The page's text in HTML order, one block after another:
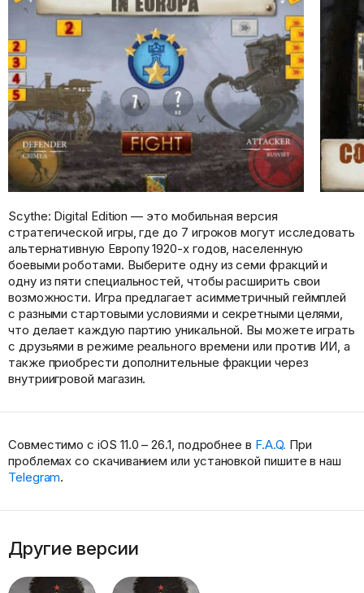
Scythe: Digital Edition — это мобильная версия
стратегической игры, где до 7 игроков могут исследовать
альтернативную Европу 1920-х годов, населенную
боевыми роботами. Выберите одну из семи фракций и
одну из пяти специальностей, чтобы расширить свои
возможности. Игра предлагает асимметричный геймплей
с разными стартовыми условиями и секретными целями,
что делает каждую партию уникальной. Вы можете играть
с друзьями в режиме реального времени или против ИИ, а
также приобрести дополнительные фракции через
внутриигровой магазин.
Совместимо с iOS 11.0 – 26.1, подробнее в F.A.Q. При
проблемах со скачиванием или установкой пишите в наш
Telegram.
Другие версии